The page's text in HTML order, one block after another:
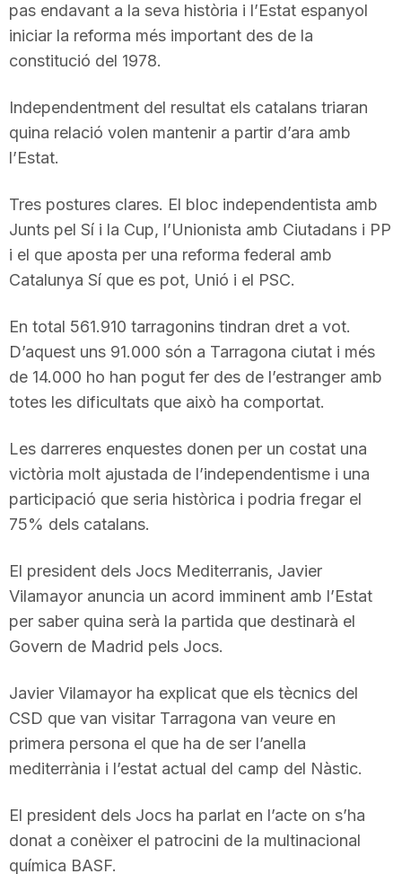
d
T
a
r
a
o
pas endavant a la seva història i l’Estat espanyol
iniciar la reforma més important des de la
constitució del 1978.
Independentment del resultat els catalans triaran
quina relació volen mantenir a partir d’ara amb
l’Estat.
Tres postures clares. El bloc independentista amb
Junts pel Sí i la Cup, l’Unionista amb Ciutadans i PP
i el que aposta per una reforma federal amb
Catalunya Sí que es pot, Unió i el PSC.
En total 561.910 tarragonins tindran dret a vot.
D’aquest uns 91.000 són a Tarragona ciutat i més
de 14.000 ho han pogut fer des de l’estranger amb
totes les dificultats que això ha comportat.
Les darreres enquestes donen per un costat una
victòria molt ajustada de l’independentisme i una
participació que seria històrica i podria fregar el
75% dels catalans.
El president dels Jocs Mediterranis, Javier
Vilamayor anuncia un acord imminent amb l’Estat
per saber quina serà la partida que destinarà el
Govern de Madrid pels Jocs.
Javier Vilamayor ha explicat que els tècnics del
CSD que van visitar Tarragona van veure en
primera persona el que ha de ser l’anella
mediterrània i l’estat actual del camp del Nàstic.
El president dels Jocs ha parlat en l’acte on s’ha
donat a conèixer el patrocini de la multinacional
química BASF.